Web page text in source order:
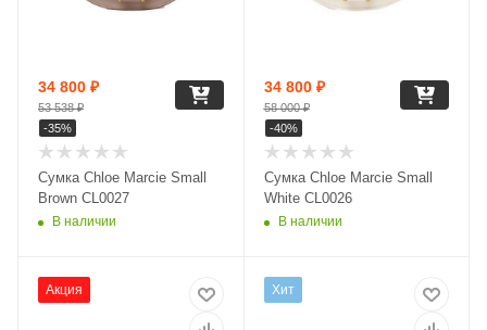
Сумка Chloe Marcie Small
Brown CL0027
В наличии
34 800 ₽
53 538₽
-35%
Сумка Chloe Marcie Small
White CL0026
В наличии
34 800₽
58 000₽
-40%
Акция Хит